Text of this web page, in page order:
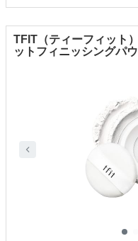
TFIT（ティーフィット
ットフィニッシングパウ